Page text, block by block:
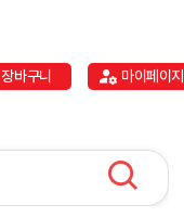
장바구니 마이페이지